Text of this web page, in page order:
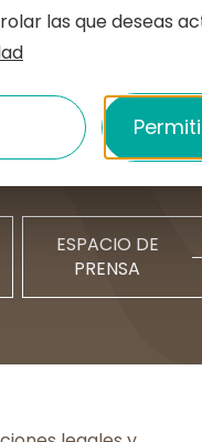
ESPACIO DE
PRENSA
las que deseas